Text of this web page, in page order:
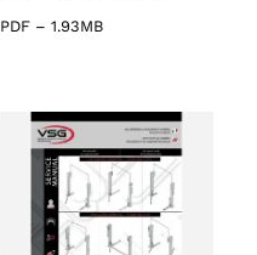
PDF – 1.93MB